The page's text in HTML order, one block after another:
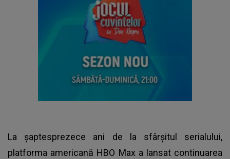
La şaptesprezece ani de la sfârşitul serialului,
platforma americană HBO Max a lansat continuarea